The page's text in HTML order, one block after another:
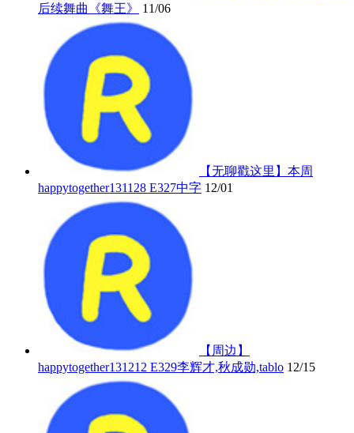
后续舞曲《舞王》
11/06
【无聊戳这里】本周
happytogether131128 E327中字 12/01
【周边】
happytogether131212 E329李辉才,秋成勋,tablo 12/15